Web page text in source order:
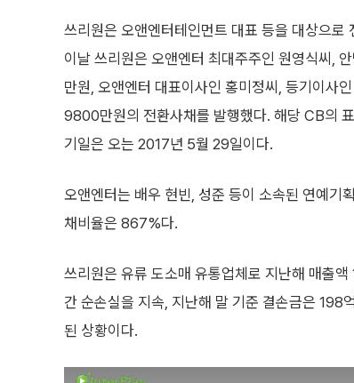
쓰리원은 오앤엔터테인먼트 대표 등을 대상으로
이날 쓰리원은 오앤엔터 최대주주인 원영식씨,
만원, 오앤엔터 대표이사인 홍미정씨, 등기이사
9800만원의 전환사채를 발행했다. 해당 CB의
기일은 오는 2017년 5월 29일이다.
오앤엔터는 배우 현빈, 성준 등이 소속된 연예
채비율은 867%다.
쓰리원은 유류 도소매 유통업체로 지난해 매출
간 순손실을 지속, 지난해 말 기준 결손금은
된 상황이다.